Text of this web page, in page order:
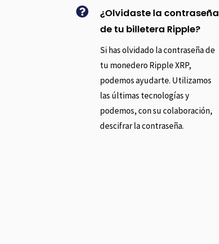

¿Olvidaste la contraseña
de tu billetera Ripple?
Si has olvidado la contraseña de
tu monedero Ripple XRP,
podemos ayudarte. Utilizamos
las últimas tecnologías y
podemos, con su colaboración,
descifrar la contraseña.